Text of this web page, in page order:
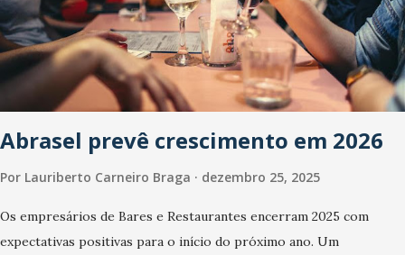
Abrasel prevê crescimento em 2026
Por Lauriberto Carneiro Braga dezembro 25, 2025
Os empresários de Bares e Restaurantes encerram 2025 com
expectativas positivas para o início do próximo ano. Um